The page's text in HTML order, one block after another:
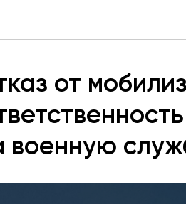
от
военную